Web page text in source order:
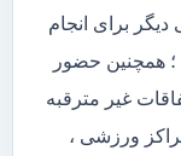
برای انجام
همچنین حضور
غیر مترقبه
ورزشی ،